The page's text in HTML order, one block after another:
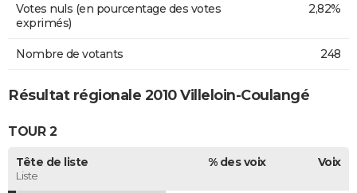
Votes nuls (en pourcentage des votes
exprimés)
2,82%
Nombre de votants 248
Résultat régionale 2010 Villeloin-Coulangé
TOUR 2
Tête de liste
Liste
% des voix Voix